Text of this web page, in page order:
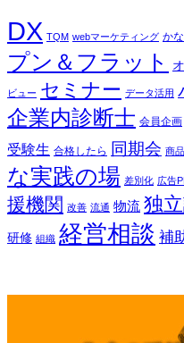
DX TQM webマーケティング か
プン＆フラット
ビュー セミナー データ活用
企業内診断士 会員企画
受験生 合格したら 同期会 商
な実践の場 差別化 広告
援機関 改善 流通 物流 独
研修 組織 経営相談 補